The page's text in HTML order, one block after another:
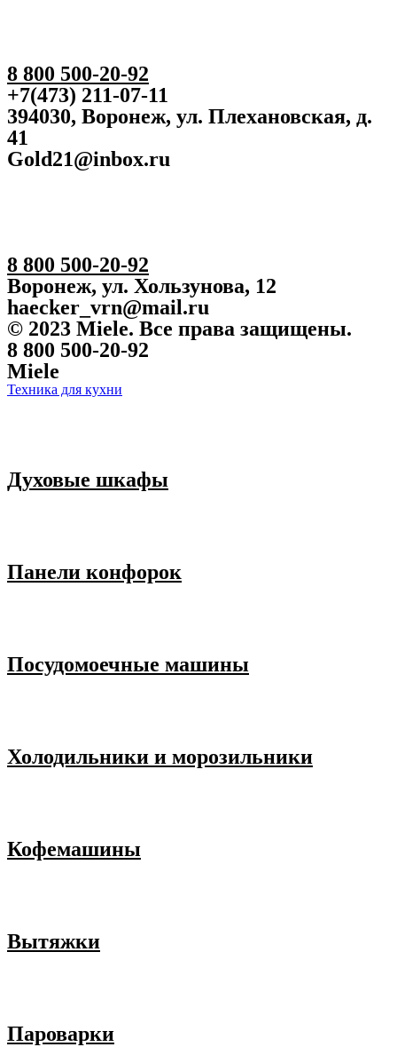
8 800 500-20-92
+7(473) 211-07-11
394030, Воронеж, ул. Плехановская, д.
41
Gold21@inbox.ru
8 800 500-20-92
Воронеж, ул. Хользунова, 12
haecker_vrn@mail.ru
© 2023 Miele. Все права защищены.
8 800 500-20-92
Miele
Техника для кухни
Духовые шкафы
Панели конфорок
Посудомоечные машины
Холодильники и морозильники
Кофемашины
Вытяжки
Пароварки